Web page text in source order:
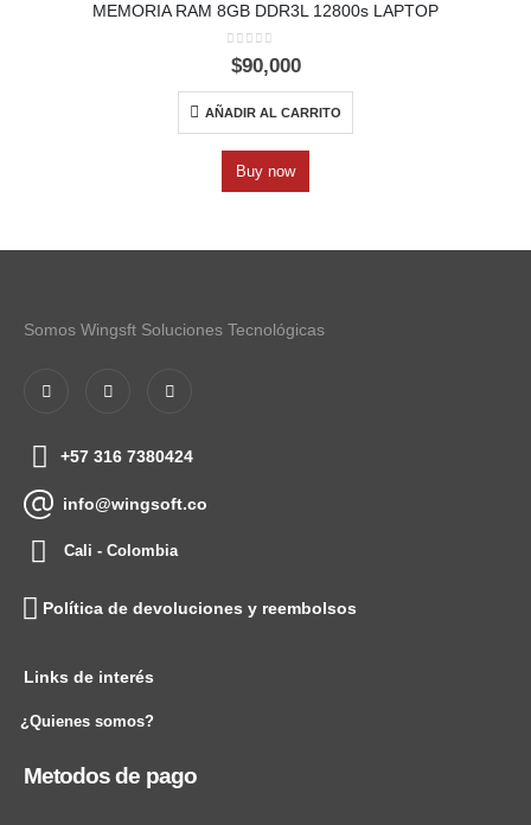
MEMORIA RAM 8GB DDR3L 12800s LAPTOP
0out of 5
$90,000
AÑADIR AL CARRITO
Buy now
Somos Wingsft Soluciones Tecnológicas
+57 316 7380424
info@wingsoft.co
Cali - Colombia
Política de devoluciones y reembolsos
Links de interés
¿Quienes somos?
Metodos de pago